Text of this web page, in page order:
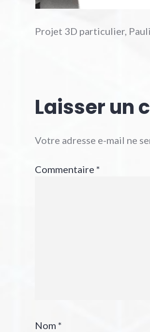
Projet 3D particulier,
Laisser un
Votre adresse e-mail ne
Commentaire *
Nom *